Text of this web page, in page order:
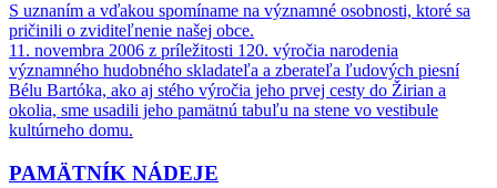
S uznaním a vďakou spomíname na významné osobnosti, ktoré sa
pričinili o zviditeľnenie našej obce.
11. novembra 2006 z príležitosti 120. výročia narodenia
významného hudobného skladateľa a zberateľa ľudových piesní
Bélu Bartóka, ako aj stého výročia jeho prvej cesty do Žirian a
okolia, sme usadili jeho pamätnú tabuľu na stene vo vestibule
kultúrneho domu.
PAMÄTNÍK NÁDEJE